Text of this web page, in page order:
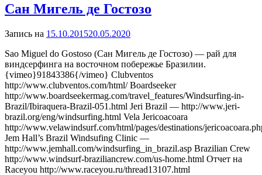
Сан Мигель де Гостозо
Запись на 15.10.201520.05.2020
Sao Miguel do Gostoso (Сан Мигель де Гостозо) — рай для
виндсерфинга на восточном побережье Бразилии.
{vimeo}91843386{/vimeo} Clubventos
http://www.clubventos.com/html/ Boardseeker
http://www.boardseekermag.com/travel_features/Windsurfing-in-
Brazil/Ibiraquera-Brazil-051.html Jeri Brazil — http://www.jeri-
brazil.org/eng/windsurfing.html Vela Jericoacoara
http://www.velawindsurf.com/html/pages/destinations/
Jem Hall’s Brazil Windsufing Clinic —
http://www.jemhall.com/windsurfing_in_brazil.asp Brazilian Crew
http://www.windsurf-braziliancrew.com/us-home.html Отчет на
Raceyou http://www.raceyou.ru/thread13107.html